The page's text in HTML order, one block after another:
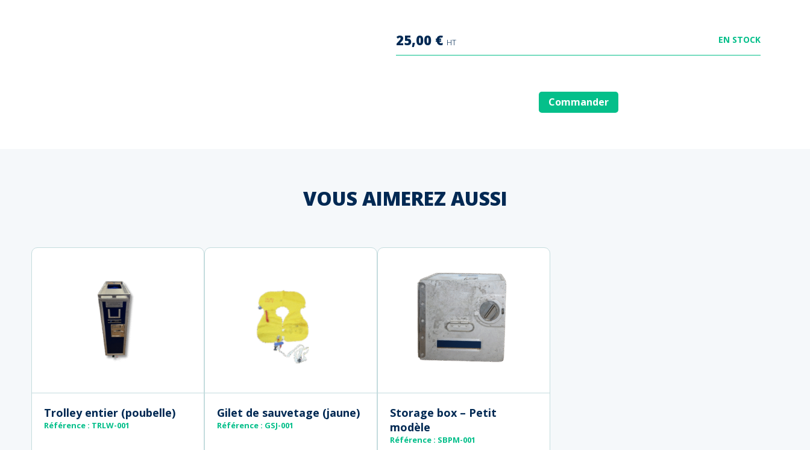
25,00 € HT EN STOCK
Commander
VOUS AIMEREZ AUSSI
Trolley entier (poubelle)
Référence : TRLW-001
Gilet de sauvetage (jaune)
Référence : GSJ-001
Storage box – Petit
modèle
Référence : SBPM-001